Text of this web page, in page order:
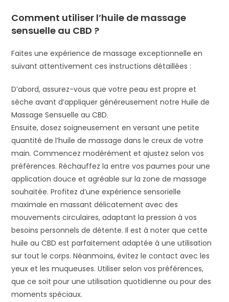
Comment utiliser l’huile de massage
sensuelle au CBD ?
Faites une expérience de massage exceptionnelle en
suivant attentivement ces instructions détaillées :
D’abord, assurez-vous que votre peau est propre et
sèche avant d’appliquer généreusement notre Huile de
Massage Sensuelle au CBD.
Ensuite, dosez soigneusement en versant une petite
quantité de l’huile de massage dans le creux de votre
main. Commencez modérément et ajustez selon vos
préférences. Réchauffez la entre vos paumes pour une
application douce et agréable sur la zone de massage
souhaitée. Profitez d’une expérience sensorielle
maximale en massant délicatement avec des
mouvements circulaires, adaptant la pression à vos
besoins personnels de détente. Il est à noter que cette
huile au CBD est parfaitement adaptée à une utilisation
sur tout le corps. Néanmoins, évitez le contact avec les
yeux et les muqueuses. Utiliser selon vos préférences,
que ce soit pour une utilisation quotidienne ou pour des
moments spéciaux.